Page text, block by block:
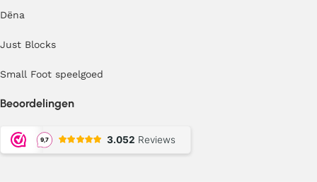
Dëna
Just Blocks
Small Foot speelgoed
Beoordelingen